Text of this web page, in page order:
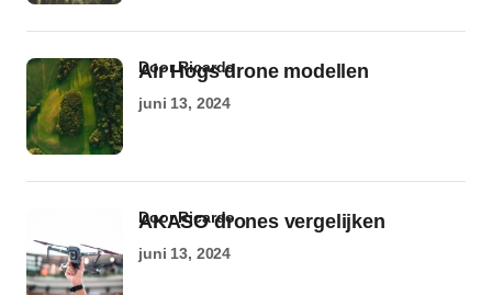
Air Hogs drone modellen
door Ricardo
juni 13, 2024
AKASO drones vergelijken
door Ricardo
juni 13, 2024